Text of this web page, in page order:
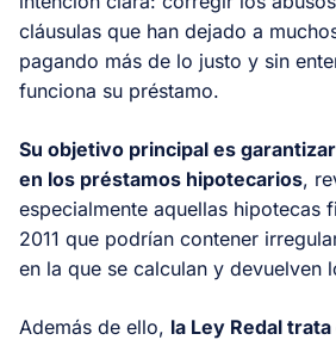
cláusulas que han dejado a
pagando más de lo justo y sin
funciona su préstamo.
Su objetivo principal es
en los préstamos hipotecarios,
especialmente aquellas hipotecas
2011 que podrían contener
en la que se calculan y devuelven
Además de ello, la Ley Redal